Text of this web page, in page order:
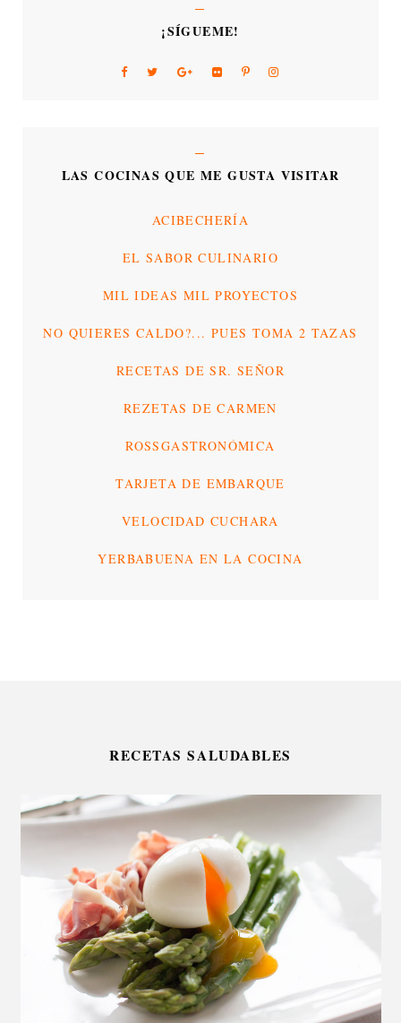
¡SÍGUEME!
LAS COCINAS QUE ME GUSTA VISITAR
ACIBECHERÍA
EL SABOR CULINARIO
MIL IDEAS MIL PROYECTOS
NO QUIERES CALDO?... PUES TOMA 2 TAZAS
RECETAS DE SR. SEÑOR
REZETAS DE CARMEN
ROSSGASTRONÓMICA
TARJETA DE EMBARQUE
VELOCIDAD CUCHARA
YERBABUENA EN LA COCINA
RECETAS SALUDABLES